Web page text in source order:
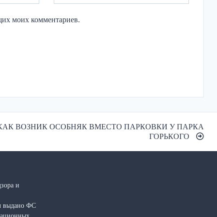
моих комментариев.
ВОЗНИК ОСОБНЯК ВМЕСТО ПАРКОВКИ У ПАРКА
ГОРЬКОГО
и
выдано ФС